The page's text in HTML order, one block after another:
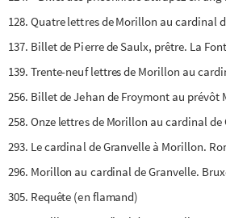
128. Quatre lettres de Morillon au cardinal
137. Billet de Pierre de Saulx, prêtre. La
139. Trente-neuf lettres de Morillon au
256. Billet de Jehan de Froymont au prévôt
258. Onze lettres de Morillon au cardinal
293. Le cardinal de Granvelle à Morillon.
296. Morillon au cardinal de Granvelle.
305. Requête (en flamand)